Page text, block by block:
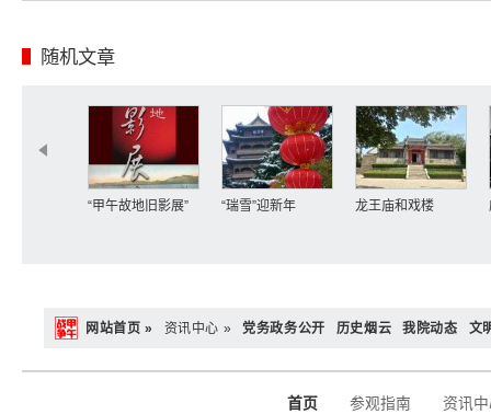
随机文章
“甲午故地旧影展” “瑞雪”迎新年 龙王庙和戏楼
网站首页 » 资讯中心 » 党务政务公开 历史烟云 我院动态 文
首页 参观指南 资讯